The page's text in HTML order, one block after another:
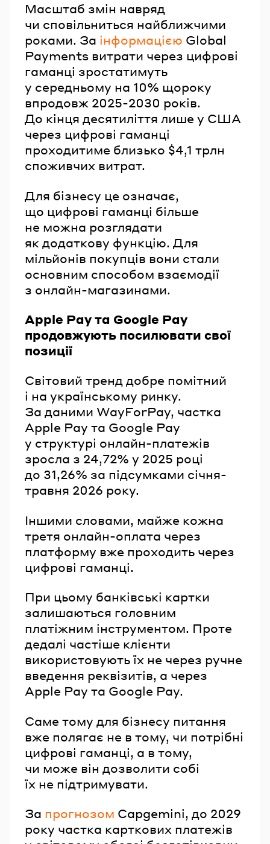
Масштаб змін навряд
чи сповільниться найближчими
роками. За інформацією Global
Payments витрати через цифрові
гаманці зростатимуть
у середньому на 10% щороку
впродовж 2025-2030 років.
До кінця десятиліття лише у США
через цифрові гаманці
проходитиме близько $4,1 трлн
споживчих витрат.
Для бізнесу це означає,
що цифрові гаманці більше
не можна розглядати
як додаткову функцію. Для
мільйонів покупців вони стали
основним способом взаємодії
з онлайн-магазинами.
Apple Pay та Google Pay
продовжують посилювати свої
позиції
Світовий тренд добре помітний
і на українському ринку.
За даними WayForPay, частка
Apple Pay та Google Pay
у структурі онлайн-платежів
зросла з 24,72% у 2025 році
до 31,26% за підсумками січня-
травня 2026 року.
Іншими словами, майже кожна
третя онлайн-оплата через
платформу вже проходить через
цифрові гаманці.
При цьому банківські картки
залишаються головним
платіжним інструментом. Проте
дедалі частіше клієнти
використовують їх не через ручне
введення реквізитів, а через
Apple Pay та Google Pay.
Саме тому для бізнесу питання
вже полягає не в тому, чи потрібні
цифрові гаманці, а в тому,
чи може він дозволити собі
їх не підтримувати.
За прогнозом Capgemini, до 2029
року частка карткових платежів